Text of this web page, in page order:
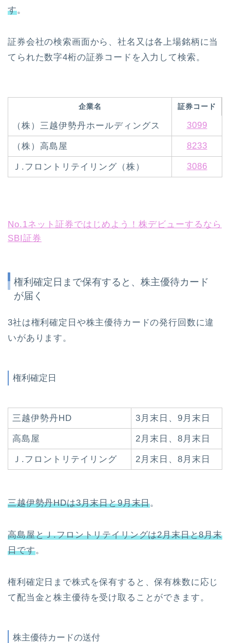
す。
証券会社の検索画面から、社名又は各上場銘柄に当
てられた数字4桁の証券コードを入力して検索。
企業名 証券コード
（株）三越伊勢丹ホールディングス 3099
（株）高島屋 8233
Ｊ.フロントリテイリング（株） 3086
No.1ネット証券ではじめよう！株デビューするなら
SBI証券
権利確定日まで保有すると、株主優待カード
が届く
3社は権利確定日や株主優待カードの発行回数に違
いがあります。
権利確定日
三越伊勢丹HD 3月末日、9月末日
高島屋 2月末日、8月末日
Ｊ.フロントリテイリング 2月末日、8月末日
三越伊勢丹HDは3月末日と9月末日。
高島屋とＪ.フロントリテイリングは2月末日と8月末
日です。
権利確定日まで株式を保有すると、保有株数に応じ
て配当金と株主優待を受け取ることができます。
株主優待カードの送付